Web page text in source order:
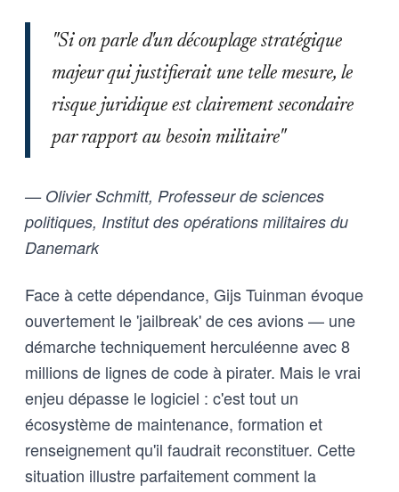
"Si on parle d'un découplage stratégique
majeur qui justifierait une telle mesure, le
risque juridique est clairement secondaire
par rapport au besoin militaire"
— Olivier Schmitt, Professeur de sciences
politiques, Institut des opérations militaires du
Danemark
Face à cette dépendance, Gijs Tuinman évoque
ouvertement le 'jailbreak' de ces avions — une
démarche techniquement herculéenne avec 8
millions de lignes de code à pirater. Mais le vrai
enjeu dépasse le logiciel : c'est tout un
écosystème de maintenance, formation et
renseignement qu'il faudrait reconstituer. Cette
situation illustre parfaitement comment la